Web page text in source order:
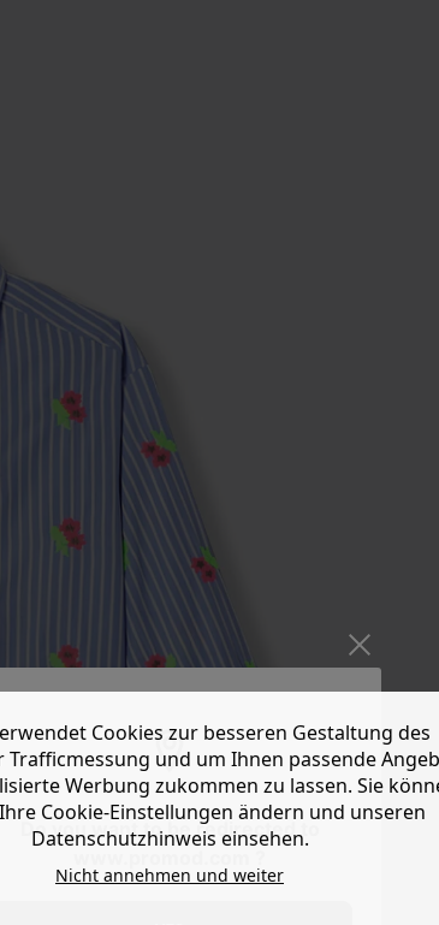
Do you want to be redirected to
Cookies zur besseren Gestaltung des
Trafficmessung und um Ihnen passende
Werbung zukommen zu lassen. Sie
Cookie-Einstellungen ändern und unseren
Datenschutzhinweis einsehen.
Nicht annehmen und weiter